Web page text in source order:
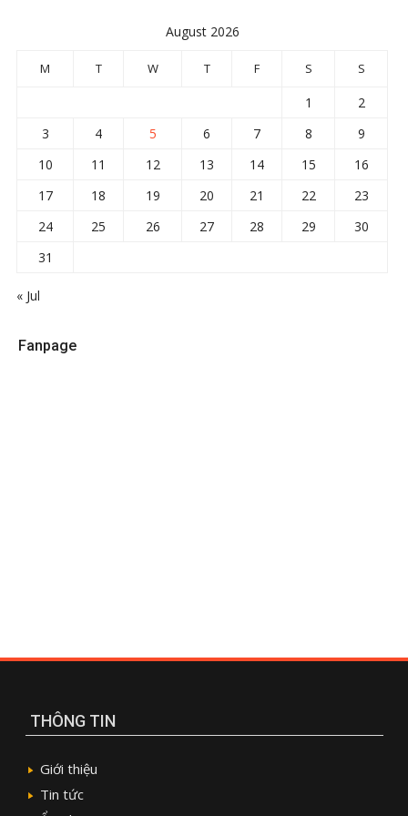
August 2026
M T W T F S S
1
2
3
4 5 6 7 8
9
10
11 12 13 14 15
16
17
18 19 20 21 22
23
24
25 26 27 28 29
30
31
« Jul
Fanpage
THÔNG TIN
Giới thiệu
Tin tức